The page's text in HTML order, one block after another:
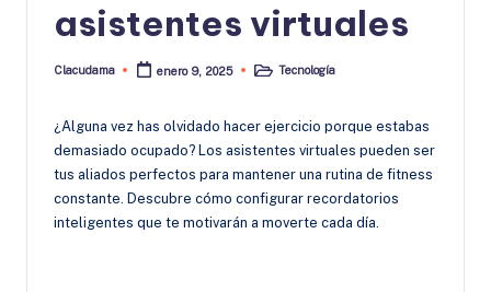
asistentes virtuales
Publicado
Clacudama enero 9, 2025
PublicadoTecnología
¿Alguna vez has olvidado hacer ejercicio porque estabas
demasiado ocupado? Los asistentes virtuales pueden ser
tus aliados perfectos para mantener una rutina de fitness
constante. Descubre cómo configurar recordatorios
inteligentes que te motivarán a moverte cada día.